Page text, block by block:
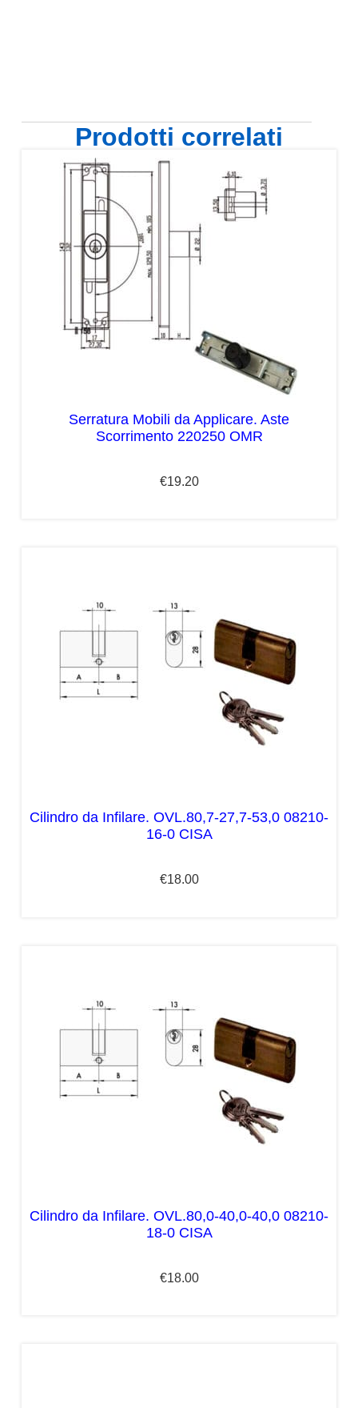
Prodotti correlati
Serratura Mobili da Applicare. Aste
Scorrimento 220250 OMR
€19.20
Cilindro da Infilare. OVL.80,7-27,7-53,0 08210-
16-0 CISA
€18.00
Cilindro da Infilare. OVL.80,0-40,0-40,0 08210-
18-0 CISA
€18.00